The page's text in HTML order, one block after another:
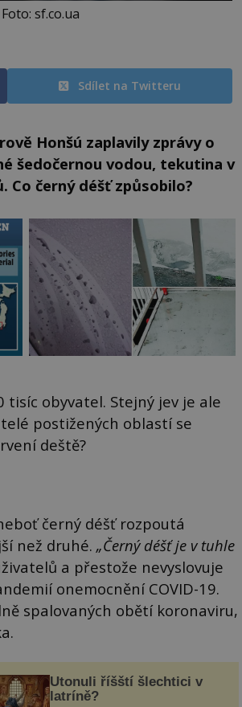
sf.co.ua
Sdílet na Twitteru
Honšú zaplavily zprávy o
šedočernou vodou, tekutina v
Co černý déšť způsobilo?
tisíc obyvatel. Stejný jev je ale
postižených oblastí se
deště?
černý déšť rozpoutá
než druhé. „Černý déšť je v tuhle
a přestože nevyslovuje
onemocnění COVID-19.
spalovaných obětí koronaviru,
Utonuli říšští šlechtici v
latríně?